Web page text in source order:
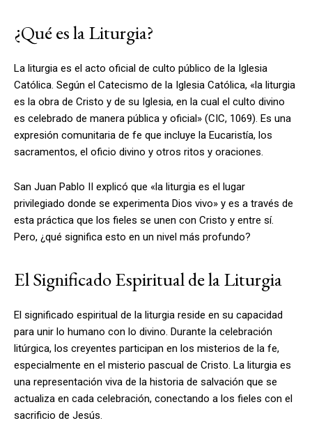
¿Qué es la Liturgia?
La liturgia es el acto oficial de culto público de la Iglesia
Católica. Según el Catecismo de la Iglesia Católica, «la liturgia
es la obra de Cristo y de su Iglesia, en la cual el culto divino
es celebrado de manera pública y oficial» (CIC, 1069). Es una
expresión comunitaria de fe que incluye la Eucaristía, los
sacramentos, el oficio divino y otros ritos y oraciones.
San Juan Pablo II explicó que «la liturgia es el lugar
privilegiado donde se experimenta Dios vivo» y es a través de
esta práctica que los fieles se unen con Cristo y entre sí.
Pero, ¿qué significa esto en un nivel más profundo?
El Significado Espiritual de la Liturgia
El significado espiritual de la liturgia reside en su capacidad
para unir lo humano con lo divino. Durante la celebración
litúrgica, los creyentes participan en los misterios de la fe,
especialmente en el misterio pascual de Cristo. La liturgia es
una representación viva de la historia de salvación que se
actualiza en cada celebración, conectando a los fieles con el
sacrificio de Jesús.